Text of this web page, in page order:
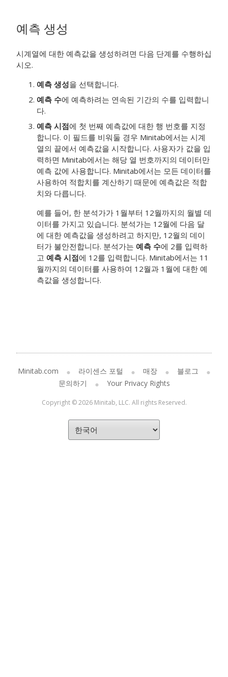
예측 생성
시계열에 대한 예측값을 생성하려면 다음 단계를 수행하십
시오.
예측 생성을 선택합니다.
예측 수에 예측하려는 연속된 기간의 수를 입력합니
다.
예측 시점에 첫 번째 예측값에 대한 행 번호를 지정
합니다. 이 필드를 비워둘 경우 Minitab에서는 시계
열의 끝에서 예측값을 시작합니다. 사용자가 값을 입
력하면 Minitab에서는 해당 열 번호까지의 데이터만
예측 값에 사용합니다. Minitab에서는 모든 데이터를
사용하여 적합치를 계산하기 때문에 예측값은 적합
치와 다릅니다.
예를 들어, 한 분석가가 1월부터 12월까지의 월별 데
이터를 가지고 있습니다. 분석가는 12월에 다음 달
에 대한 예측값을 생성하려고 하지만, 12월의 데이
터가 불안전합니다. 분석가는 예측 수에 2를 입력하
고 예측 시점에 12를 입력합니다. Minitab에서는 11
월까지의 데이터를 사용하여 12월과 1월에 대한 예
측값을 생성합니다.
Minitab.com 라이센스 포털 매장
블로그
문의하기
Your Privacy Rights
Copyright © 2026 Minitab, LLC. All rights Reserved.